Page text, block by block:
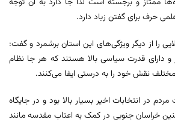
حرف برای گفتن زیاد دارد.
را از دیگر ویژگی‌های این استان برشمرد و گفت:
و دارای قدرت سیاسی بالا هستند که هر جا نظام
مختلف نقش خود را به درستی ایفا می‌کنند.
در انتخابات اخیر بسیار بالا بود و در جایگاه
خراسان جنوبی در کمک به اعتاب مقدسه مانند